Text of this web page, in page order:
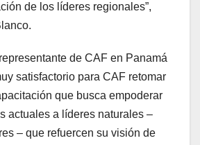
de los líderes regionales”,
de CAF en Panamá
satisfactorio para CAF retomar
que busca empoderar
actuales a líderes naturales –
– que refuercen su visión de